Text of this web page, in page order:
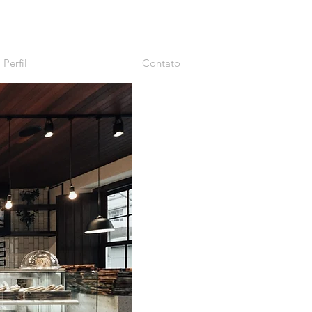
Perfil Contato